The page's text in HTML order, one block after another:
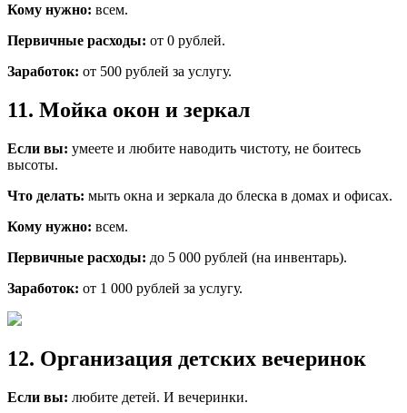
Кому нужно: всем.
Первичные расходы: от 0 рублей.
Заработок: от 500 рублей за услугу.
11. Мойка окон и зеркал
Если вы: умеете и любите наводить чистоту, не боитесь
высоты.
Что делать: мыть окна и зеркала до блеска в домах и офисах.
Кому нужно: всем.
Первичные расходы: до 5 000 рублей (на инвентарь).
Заработок: от 1 000 рублей за услугу.
12. Организация детских вечеринок
Если вы: любите детей. И вечеринки.